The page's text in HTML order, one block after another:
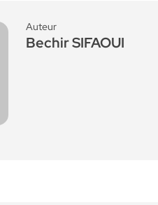
Auteur
Bechir SIFAOUI